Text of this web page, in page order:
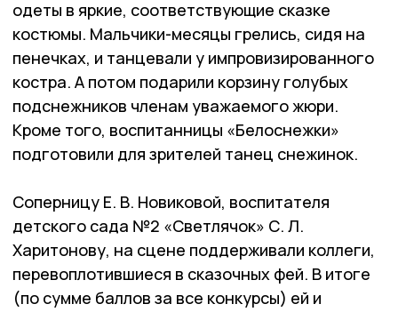
одеты в яркие, соответствующие сказке
костюмы. Мальчики-месяцы грелись, сидя на
пенечках, и танцевали у импровизированного
костра. А потом подарили корзину голубых
подснежников членам уважаемого жюри.
Кроме того, воспитанницы «Белоснежки»
подготовили для зрителей танец снежинок.
Соперницу Е. В. Новиковой, воспитателя
детского сада №2 «Светлячок» С. Л.
Харитонову, на сцене поддерживали коллеги,
перевоплотившиеся в сказочных фей. В итоге
(по сумме баллов за все конкурсы) ей и